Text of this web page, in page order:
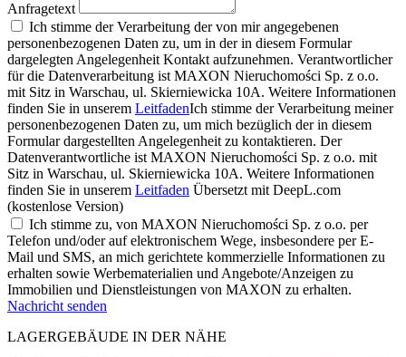
Anfragetext
Ich stimme der Verarbeitung der von mir angegebenen
personenbezogenen Daten zu, um in der in diesem Formular
dargelegten Angelegenheit Kontakt aufzunehmen. Verantwortlicher
für die Datenverarbeitung ist MAXON Nieruchomości Sp. z o.o.
mit Sitz in Warschau, ul. Skierniewicka 10A. Weitere Informationen
finden Sie in unserem LeitfadenIch stimme der Verarbeitung meiner
personenbezogenen Daten zu, um mich bezüglich der in diesem
Formular dargestellten Angelegenheit zu kontaktieren. Der
Datenverantwortliche ist MAXON Nieruchomości Sp. z o.o. mit
Sitz in Warschau, ul. Skierniewicka 10A. Weitere Informationen
finden Sie in unserem Leitfaden Übersetzt mit DeepL.com
(kostenlose Version)
Ich stimme zu, von MAXON Nieruchomości Sp. z o.o. per
Telefon und/oder auf elektronischem Wege, insbesondere per E-
Mail und SMS, an mich gerichtete kommerzielle Informationen zu
erhalten sowie Werbematerialien und Angebote/Anzeigen zu
Immobilien und Dienstleistungen von MAXON zu erhalten.
Nachricht senden
LAGERGEBÄUDE IN DER NÄHE